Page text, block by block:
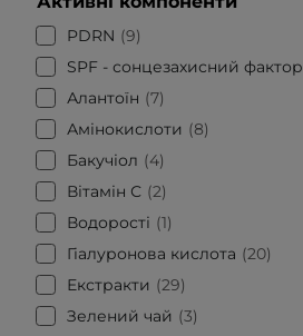
PDRN
9
SPF - сонцезахисний фактор
Алантоїн
7
Амінокислоти
8
Бакучіол
4
Вітамін С 2
Водорості
1
Гіалуронова кислота
20
Екстракти
29
Зелений чай
3